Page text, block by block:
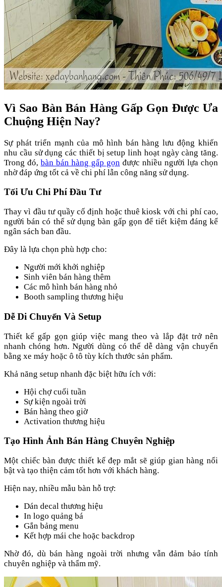
Vì Sao Bàn Bán Hàng Gấp Gọn Được Ưa
Chuộng Hiện Nay?
Sự phát triển mạnh của mô hình bán hàng lưu động khiến
nhu cầu sử dụng các thiết bị setup linh hoạt ngày càng tăng.
Trong đó, bàn bán hàng gấp gọn được nhiều người lựa chọn
nhờ đáp ứng tốt cả về chi phí lẫn công năng sử dụng.
Tối Ưu Chi Phí Đầu Tư
Thay vì đầu tư quầy cố định hoặc thuê kiosk với chi phí cao,
người bán có thể sử dụng bàn gấp gọn để tiết kiệm đáng kể
ngân sách ban đầu.
Đây là lựa chọn phù hợp cho:
Người mới khởi nghiệp
Sinh viên bán hàng thêm
Các mô hình bán hàng nhỏ
Booth sampling thương hiệu
Dễ Di Chuyển Và Setup
Thiết kế gấp gọn giúp việc mang theo và lắp đặt trở nên
nhanh chóng hơn. Người dùng có thể dễ dàng vận chuyển
bằng xe máy hoặc ô tô tùy kích thước sản phẩm.
Khả năng setup nhanh đặc biệt hữu ích với:
Hội chợ cuối tuần
Sự kiện ngoài trời
Bán hàng theo giờ
Activation thương hiệu
Tạo Hình Ảnh Bán Hàng Chuyên Nghiệp
Một chiếc bàn được thiết kế đẹp mắt sẽ giúp gian hàng nổi
bật và tạo thiện cảm tốt hơn với khách hàng.
Hiện nay, nhiều mẫu bàn hỗ trợ:
Dán decal thương hiệu
In logo quảng bá
Gắn bảng menu
Kết hợp mái che hoặc backdrop
Nhờ đó, dù bán hàng ngoài trời nhưng vẫn đảm bảo tính
chuyên nghiệp và thẩm mỹ.